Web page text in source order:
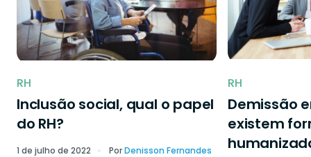
RH
Inclusão social, qual o papel
do RH?
1 de julho de 2022 PorDenisson Fernandes
RH
Demissão
existem